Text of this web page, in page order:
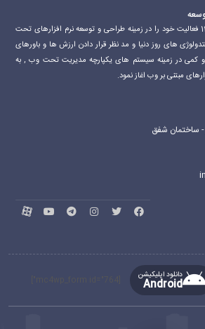
گروه ماهدیس وب از سال 1390 فعالیت خود را در زمینه طراحی و توسعه نرم افزارهای تحت
های روز دنیا و مد نظر قرار دادن ارزش ها و باورهای
و کمی در زمینه سیستم های یکپارچه مدیریت تحت وب , به
مبتنی بر وب اغاز نمود.
- ساختمان شفق
دانلود اپلیکیشن
Android